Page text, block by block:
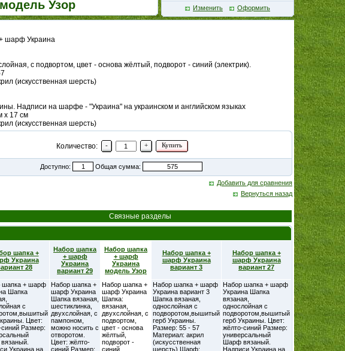
Узор Изменить Оформить
шарф Украина
с подвортом, цвет - основа жёлтый, подворот - синий (электрик).
(искусственная шерсть)
Надписи на шарфе - "Украина" на украинском и английском языках
х 17 см
(искусственная шерсть)
Количество: - + Купить
Доступно: Общая сумма:
Добавить для сравнения
Вернуться назад
Связные разделы
шапка +
Украина
28
Набор шапка
+ шарф
Украина
вариант 29
Набор шапка
+ шарф
Украина
модель Узор
Набор шапка +
шарф Украина
вариант 3
Набор шапка +
шарф Украина
вариант 27
шапка + шарф
Шапка
с
Цвет:
Размер:
Украина на
Набор шапка +
шарф Украина
Шапка вязаная,
шестиклинка,
двухслойная, с
пампоном,
можно носить с
отворотом.
Цвет: жёлто-
синий Размер:
Набор шапка +
шарф Украина
Шапка:
вязаная,
двухслойная, с
подвортом,
цвет - основа
жёлтый,
подворот -
синий
Набор шапка + шарф
Украина вариант 3
Шапка вязаная,
однослойная с
подворотом,вышитый
герб Украины.
Размер: 55 - 57
Материал: акрил
(искусственная
шерсть) Шарф:
Набор шапка + шарф
Украина Шапка
вязаная,
однослойная с
подворотом,вышитый
герб Украины. Цвет:
жёлто-синий Размер:
универсальный
Шарф вязаный.
Надписи Украина на